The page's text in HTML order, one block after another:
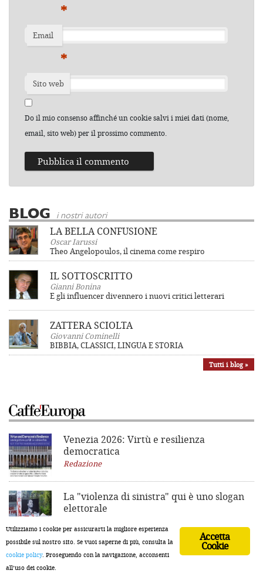
*
Email
*
Sito web
Do il mio consenso affinché un cookie salvi i miei dati (nome,
email, sito web) per il prossimo commento.
BLOG i nostri autori
LA BELLA CONFUSIONE
Oscar Iarussi
Theo Angelopoulos, il cinema come respiro
IL SOTTOSCRITTO
Gianni Bonina
E gli influencer divennero i nuovi critici letterari
ZATTERA SCIOLTA
Giovanni Cominelli
BIBBIA, CLASSICI, LINGUA E STORIA
Tutti i blog »
Venezia 2026: Virtù e resilienza
democratica
Redazione
La "violenza di sinistra" qui è uno slogan
elettorale
Hrytsak: “Solo un’unione di sicurezza può
Accetta
Cookie
Utilizziamo i cookie per assicurarti la migliore esperienza
possibile sul nostro sito. Se vuoi saperne di più, consulta la
cookie policy. Proseguendo con la navigazione, acconsenti
all’uso dei cookie.